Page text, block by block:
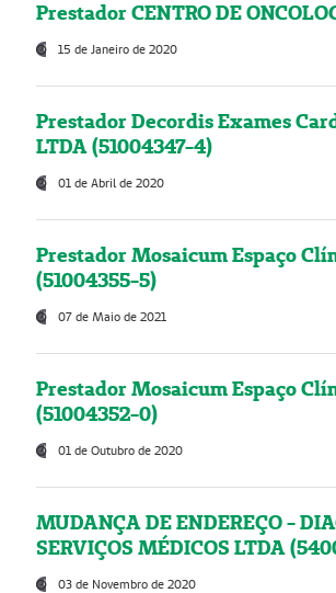
Prestador CENTRO DE
15 de Janeiro de 2020
Prestador Decordis Exames
LTDA (51004347-4)
01 de Abril de 2020
Prestador Mosaicum Espaço
(51004355-5)
07 de Maio de 2021
Prestador Mosaicum Espaço
(51004352-0)
01 de Outubro de 2020
MUDANÇA DE ENDEREÇO -
SERVIÇOS MÉDICOS LTDA
03 de Novembro de 2020